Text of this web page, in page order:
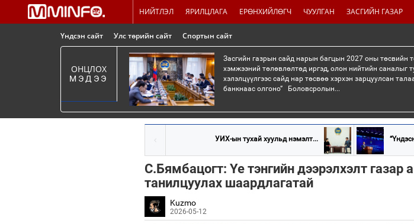
НИЙТЛЭЛ ЯРИЛЦЛАГА ЕРӨНХИЙЛӨГЧ ЧУУЛГАН ЗАСГИЙН ГАЗАР
Үндсэн сайт Улс төрийн сайт Спортын сайт
ОНЦЛОХ
МЭДЭЭ
Засгийн газрын сайд нарын багцын 2027 оны төсвийн
хэмжээний төлөвлөлтөд иргэд, олон нийтийн саналыг
хэлэлцүүлгээс сайд нар төсвөө хэрхэн зарцуулсан
банкнаас олгоно” Боловсролын...
УИХ-ын тухай хуульд нэмэлт...
С.Бямбацогт: Үе тэнгийн дээрэлхэлт
танилцуулах шаардлагатай
Kuzmo
2026-05-12